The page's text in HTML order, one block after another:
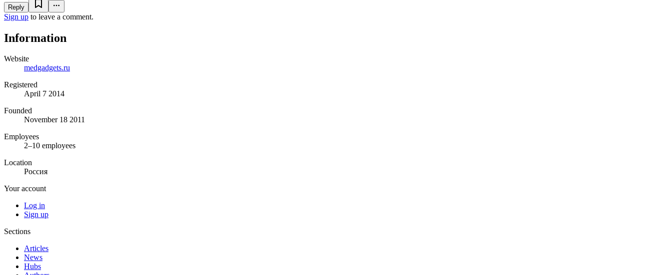
Reply
Sign up to leave a comment.
Information
Website
medgadgets.ru
Registered
April 7 2014
Founded
November 18 2011
Employees
2–10 employees
Location
Россия
Your account
Log in
Sign up
Sections
Articles
News
Hubs